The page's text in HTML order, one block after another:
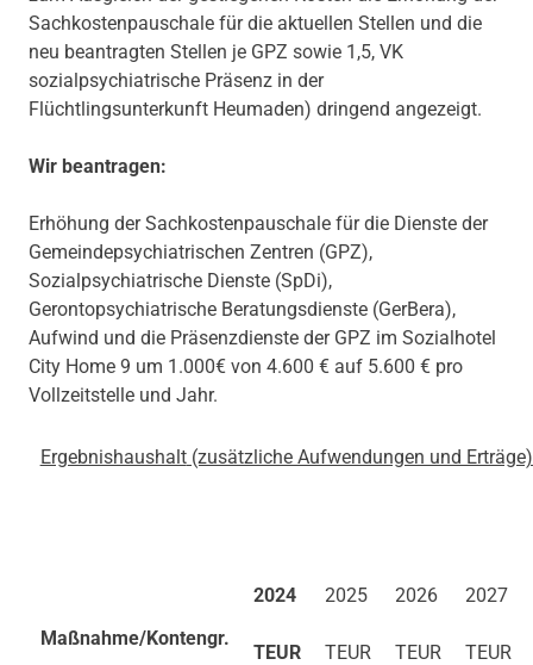
Sachkostenpauschale für die aktuellen Stellen und die
neu beantragten Stellen je GPZ sowie 1,5, VK
sozialpsychiatrische Präsenz in der
Flüchtlingsunterkunft Heumaden) dringend angezeigt.
Wir beantragen:
Erhöhung der Sachkostenpauschale für die Dienste der
Gemeindepsychiatrischen Zentren (GPZ),
Sozialpsychiatrische Dienste (SpDi),
Gerontopsychiatrische Beratungsdienste (GerBera),
Aufwind und die Präsenzdienste der GPZ im Sozialhotel
City Home 9 um 1.000€ von 4.600 € auf 5.600 € pro
Vollzeitstelle und Jahr.
Ergebnishaushalt(zusätzliche Aufwendungen und
Maßnahme/Kontengr.
2024
TEUR
2025
TEUR
2026
TEUR
2027
TEUR